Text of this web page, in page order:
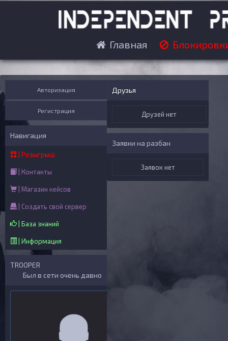
Главная
Авторизация
Регистрация
Навигация
| Розыгрыш
| Контакты
| Магазин кейсов
| Создать свой сервер
| База знаний
| Информация
TROOPER
Был в сети очень давно
Друзья
Друзей нет
Заявки на разбан
Заявок нет